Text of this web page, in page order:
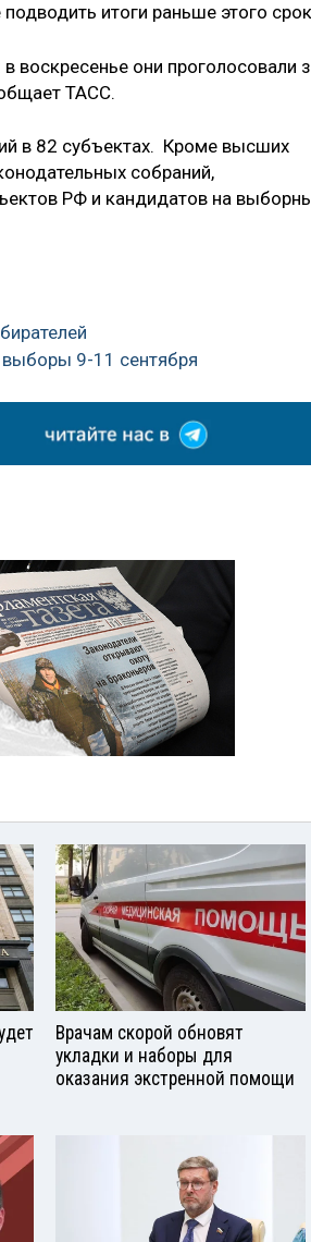
итоги​ раньше этого
воскресенье они проголосовали
ТАСС.
в 82 субъектах. ​ Кроме высших
собраний,
РФ и кандидатов на
9-11 сентября
Врачам скорой обновят
укладки и наборы для
оказания экстренной помощи